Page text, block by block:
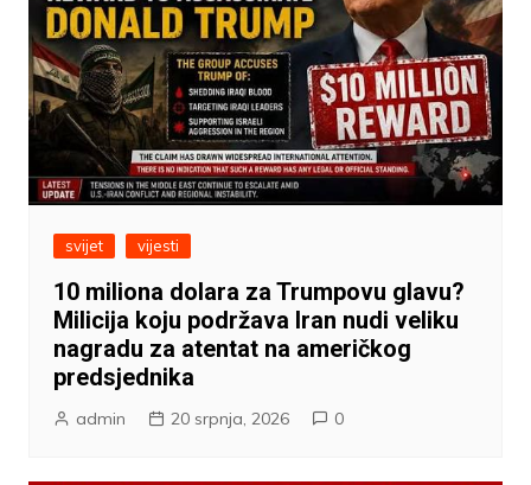
svijet vijesti
10 miliona dolara za Trumpovu glavu?
Milicija koju podržava Iran nudi veliku
nagradu za atentat na američkog
predsjednika
admin 20 srpnja, 2026 0